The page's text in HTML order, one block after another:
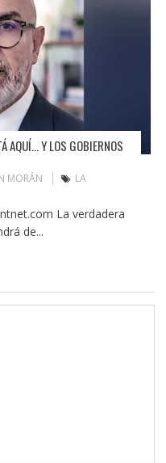
AQUÍ… Y LOS GOBIERNOS
MORÁN
LA
La verdadera
de...